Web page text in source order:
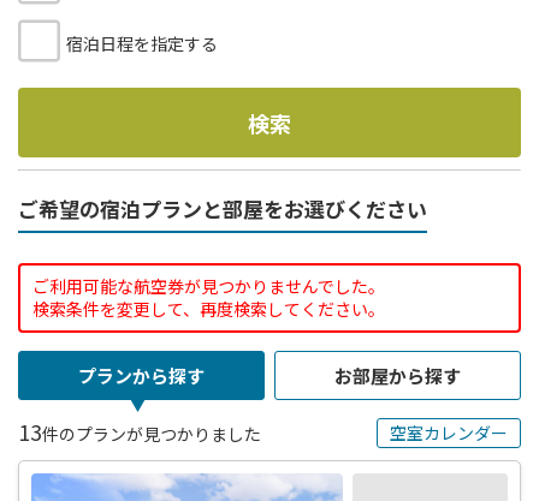
宿泊日程を指定する
検索
ご希望の宿泊プランと部屋をお選びください
ご利用可能な航空券が見つかりませんでした。
検索条件を変更して、再度検索してください。
プランから探す お部屋から探す
13件のプランが見つかりました 空室カレンダー